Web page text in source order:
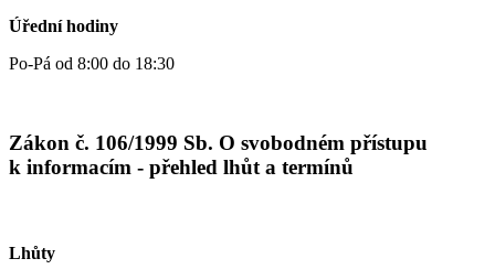
Úřední hodiny
Po-Pá od 8:00 do 18:30
Zákon č. 106/1999 Sb. O svobodném přístupu
k informacím - přehled lhůt a termínů
Lhůty